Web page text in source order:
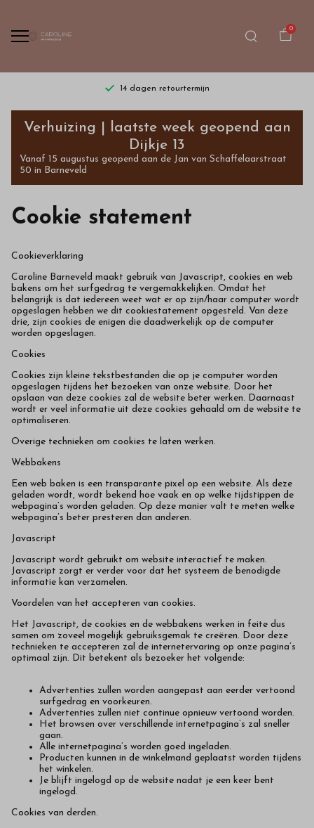
0
14 dagen retourtermijn
Cookie
statement
Bestel
van
hoge
kwaliteit
in
onze
webshop
Verhuizing | laatste week geopend aan
Dijkje 13
Vanaf 15 augustus geopend aan de Jan van Schaffelaarstraat
50 in Barneveld
Cookie statement
Cookieverklaring
Caroline Barneveld maakt gebruik van Javascript, cookies en web
bakens om het surfgedrag te vergemakkelijken. Omdat het
belangrijk is dat iedereen weet wat er op zijn/haar computer wordt
opgeslagen hebben we dit cookiestatement opgesteld. Van deze
drie, zijn cookies de enigen die daadwerkelijk op de computer
worden opgeslagen.
Cookies
Cookies zijn kleine tekstbestanden die op je computer worden
opgeslagen tijdens het bezoeken van onze website. Door het
opslaan van deze cookies zal de website beter werken. Daarnaast
wordt er veel informatie uit deze cookies gehaald om de website te
optimaliseren.
Overige technieken om cookies te laten werken.
Webbakens
Een web baken is een transparante pixel op een website. Als deze
geladen wordt, wordt bekend hoe vaak en op welke tijdstippen de
webpagina’s worden geladen. Op deze manier valt te meten welke
webpagina’s beter presteren dan anderen.
Javascript
Javascript wordt gebruikt om website interactief te maken.
Javascript zorgt er verder voor dat het systeem de benodigde
informatie kan verzamelen.
Voordelen van het accepteren van cookies.
Het Javascript, de cookies en de webbakens werken in feite dus
samen om zoveel mogelijk gebruiksgemak te creëren. Door deze
technieken te accepteren zal de internetervaring op onze pagina’s
optimaal zijn. Dit betekent als bezoeker het volgende:
Advertenties zullen worden aangepast aan eerder vertoond
surfgedrag en voorkeuren.
Advertenties zullen niet continue opnieuw vertoond worden.
Het browsen over verschillende internetpagina’s zal sneller
gaan.
Alle internetpagina’s worden goed ingeladen.
Producten kunnen in de winkelmand geplaatst worden tijdens
het winkelen.
Je blijft ingelogd op de website nadat je een keer bent
ingelogd.
Cookies van derden.